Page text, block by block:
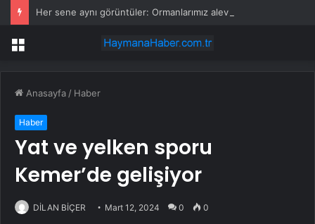
Menü
Anasayfa / Haber
Haber
Yat ve yelken sporu
Kemer’de gelişiyor
DİLAN BİÇER Mart 12, 2024 0 0